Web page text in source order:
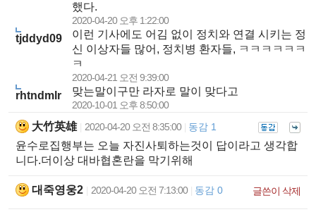
했다.
2020-04-20 오후 1:22:00
tjddyd09
이런 기사에도 어김 없이 정치와 연결 시키는 정
신 이상자들 많어, 정치병 환자들, ㅋㅋㅋㅋㅋㅋ
ㅋ
2020-04-21 오전 9:39:00
rhtndmlr 맞는말이구만 라자로 말이 맞다고
2020-10-01 오후 8:50:00
大竹英雄 2020-04-20 오전 8:35:00 동감 1
윤수로집행부는 오늘 자진사퇴하는것이 답이라고 생각합
니다.더이상 대바협혼란을 막기위해
대죽영웅2 2020-04-20 오전 7:13:00 동감 0 글쓴이 삭제